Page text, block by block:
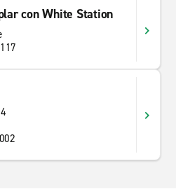
con White Station